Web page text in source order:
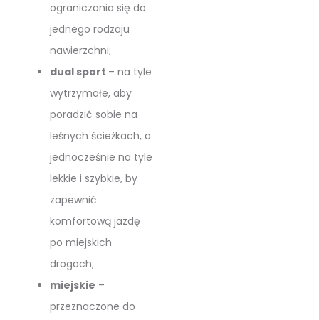
ograniczania się do
jednego rodzaju
nawierzchni;
dual sport – na tyle
wytrzymałe, aby
poradzić sobie na
leśnych ścieżkach, a
jednocześnie na tyle
lekkie i szybkie, by
zapewnić
komfortową jazdę
po miejskich
drogach;
miejskie –
przeznaczone do